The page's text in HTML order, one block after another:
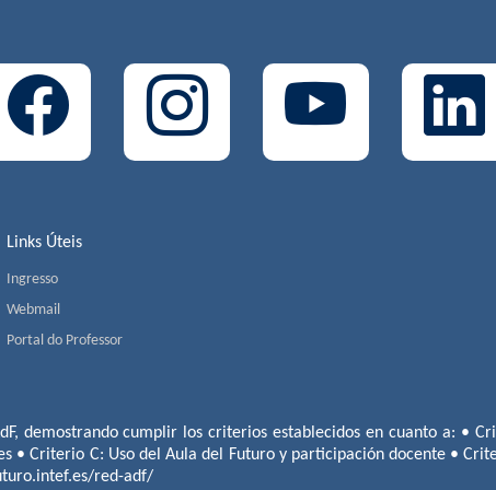
Links Úteis
Ingresso
Webmail
Portal do Professor
demostrando cumplir los criterios establecidos en cuanto a: •
Criterio C: Uso del Aula del Futuro y participación docente •
red-adf/